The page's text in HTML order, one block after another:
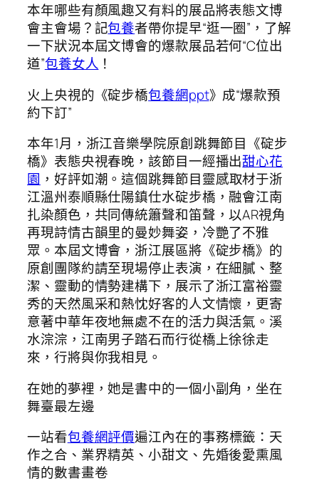
本年哪些有顏風趣又有料的展品將表態文博
會主會場？記包養者帶你提早“逛一圈”，了解
一下狀況本屆文博會的爆款展品若何“C位出
道”包養女人 ！
火上央視的《碇步橋包養網ppt》成“爆款預
約下訂”
本年1月，浙江音樂學院原創跳舞節目《碇步
橋》表態央視春晚，該節目一經播出甜心花
園 ，好評如潮。這個跳舞節目靈感取材于浙
江溫州泰順縣仕陽鎮仕水碇步橋，融會江南
扎染顏色，共同傳統簫聲和笛聲，以AR視角
再現詩情古韻里的曼妙舞姿，冷艷了不雅
眾。本屆文博會，浙江展區將《碇步橋》的
原創團隊約請至現場停止表演，在細膩、整
潔、靈動的情勢建構下，展示了浙江富裕靈
秀的天然風采和熱忱好客的人文情懷，更寄
意著中華年夜地無處不在的活力與活氣。溪
水淙淙，江南男子踏石而行從橋上徐徐走
來，行將與你我相見。
在她的夢裡，她是書中的一個小副角，坐在
舞臺最左邊
一站看包養網評價遍江內在的事務標籤：天
作之合、業界精英、小甜文、先婚後愛熏風
情的數書畫卷